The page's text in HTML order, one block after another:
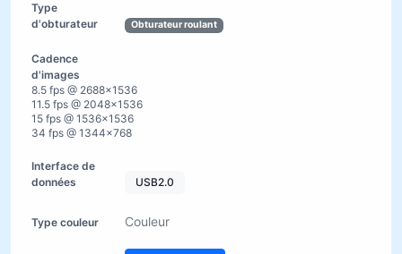
Obturateur roulant
8.5 fps @ 2688×1536
11.5 fps @ 2048×1536
15 fps @ 1536×1536
34 fps @ 1344×768
USB2.0
Couleur